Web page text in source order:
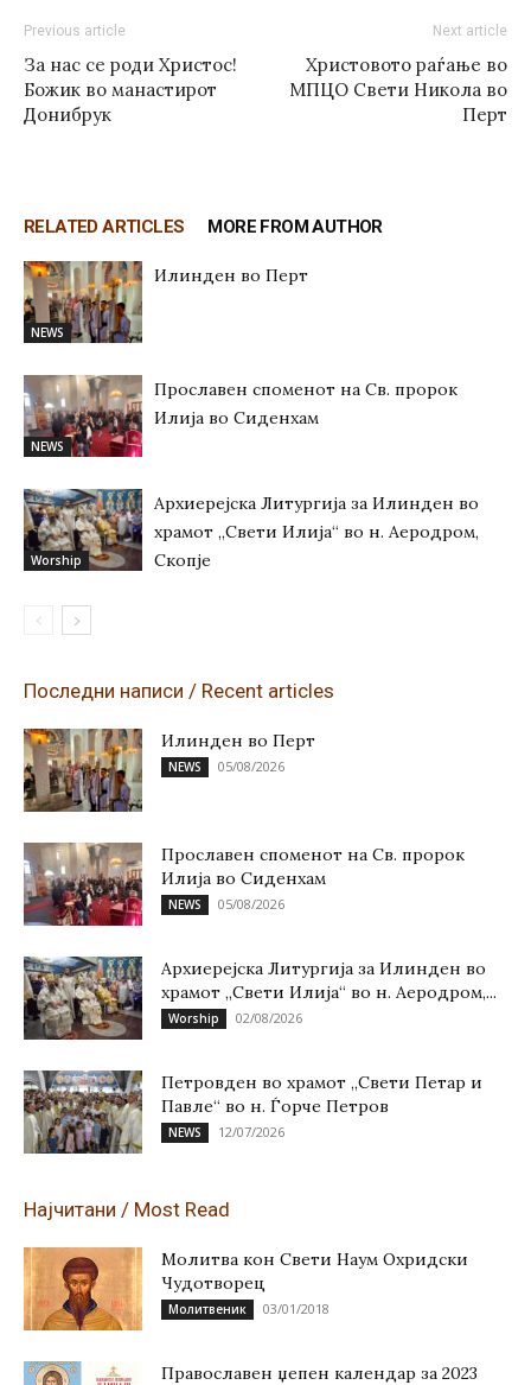
Previous article
За нас се роди Христос!
Божик во манастирот
Донибрук
Next article
Христовото раѓање во
МПЦО Свети Никола во
Перт
RELATED ARTICLES MORE FROM AUTHOR
NEWS
Илинден во Перт
NEWS
Прославен споменот на Св. пророк
Илија во Сиденхам
Worship
Архиерејска Литургија за Илинден во
храмот „Свети Илија“ во н. Аеродром,
Скопје
Последни написи / Recent articles
Илинден во Перт
NEWS 05/08/2026
Прославен споменот на Св. пророк
Илија во Сиденхам
NEWS 05/08/2026
Архиерејска Литургија за Илинден во
храмот „Свети Илија“ во н. Аеродром,...
Worship 02/08/2026
Петровден во храмот „Свети Петар и
Павле“ во н. Ѓорче Петров
NEWS 12/07/2026
Најчитани / Most Read
Молитва кон Свети Наум Охридски
Чудотворец
Молитвеник 03/01/2018
Православен џепен календар за 2023